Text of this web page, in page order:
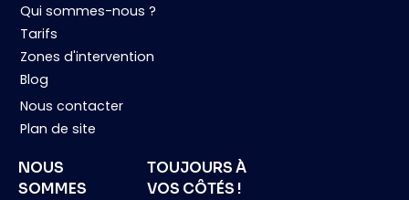
Qui sommes-nous ?
Tarifs
Zones d'intervention
Blog
Nous contacter
Plan de site
NOUS
SOMMES
TOUJOURS À
VOS CÔTÉS !